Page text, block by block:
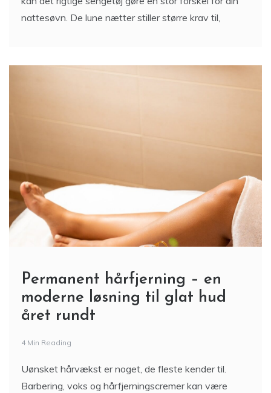
nattesøvn. De lune nætter stiller større krav til,
Permanent hårfjerning – en
moderne løsning til glat hud
året rundt
4 Min Reading
Uønsket hårvækst er noget, de fleste kender til.
Barbering, voks og hårfjerningscremer kan være